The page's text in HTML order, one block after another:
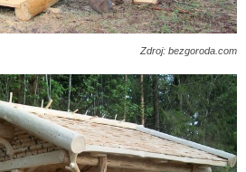
Zdroj: bezgoroda.com